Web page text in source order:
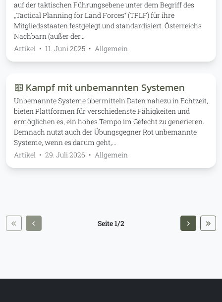
auf der taktischen Führungsebene unter dem Begriff des
„Tactical Planning for Land Forces“ (TPLF) für ihre
Mitgliedsstaaten festgelegt und standardisiert. Österreichs
Nachbarn (außer der…
Artikel • 11. Juni 2025 • Allgemein
Kampf mit unbemannten Systemen
Unbemannte Systeme übermitteln Daten nahezu in Echtzeit,
bieten Plattformen für verschiedenste Fähigkeiten und
ermöglichen es, ein hohes Tempo im Gefecht zu generieren.
Demnach nutzt auch der Übungsgegner Rot unbemannte
Systeme, wenn es darum geht,…
Artikel • 29. Juli 2026 • Allgemein
Seite 1/2